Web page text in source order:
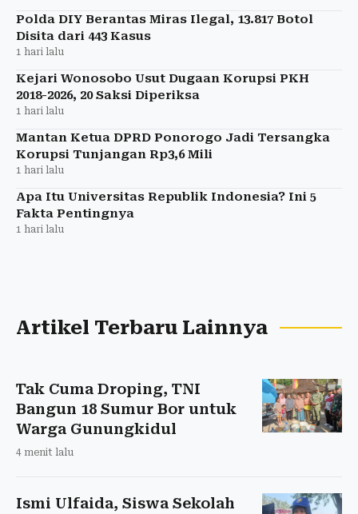
Polda DIY Berantas Miras Ilegal, 13.817 Botol
Disita dari 443 Kasus
1 hari lalu
Kejari Wonosobo Usut Dugaan Korupsi PKH
2018-2026, 20 Saksi Diperiksa
1 hari lalu
Mantan Ketua DPRD Ponorogo Jadi Tersangka
Korupsi Tunjangan Rp3,6 Mili
1 hari lalu
Apa Itu Universitas Republik Indonesia? Ini 5
Fakta Pentingnya
1 hari lalu
Artikel Terbaru Lainnya
Tak Cuma Droping, TNI
Bangun 18 Sumur Bor untuk
Warga Gunungkidul
4 menit lalu
Ismi Ulfaida, Siswa Sekolah